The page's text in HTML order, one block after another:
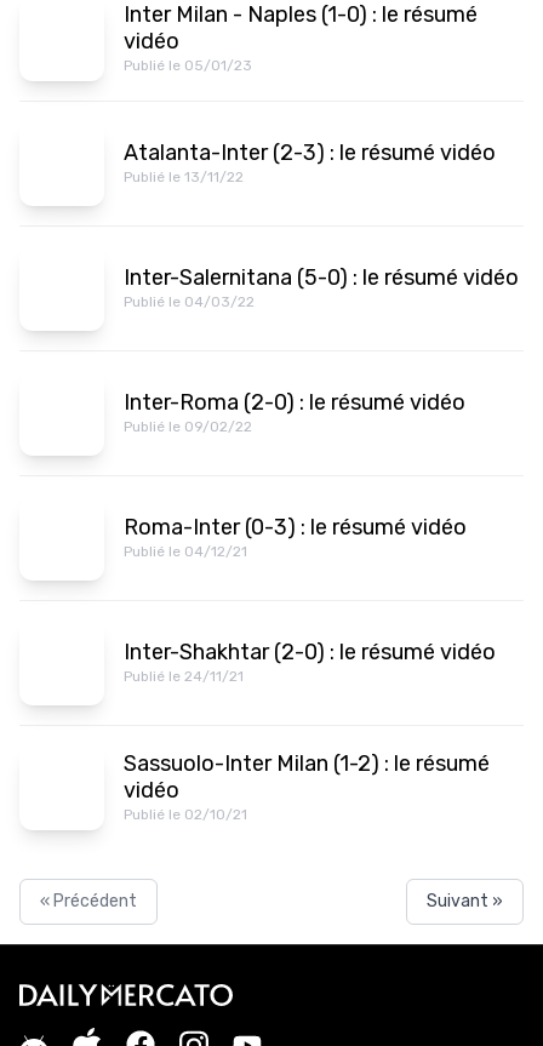
Inter Milan - Naples (1-0) : le résumé
vidéo
Publié le 05/01/23
Atalanta-Inter (2-3) : le résumé vidéo
Publié le 13/11/22
Inter-Salernitana (5-0) : le résumé vidéo
Publié le 04/03/22
Inter-Roma (2-0) : le résumé vidéo
Publié le 09/02/22
Roma-Inter (0-3) : le résumé vidéo
Publié le 04/12/21
Inter-Shakhtar (2-0) : le résumé vidéo
Publié le 24/11/21
Sassuolo-Inter Milan (1-2) : le résumé
vidéo
Publié le 02/10/21
« Précédent Suivant »